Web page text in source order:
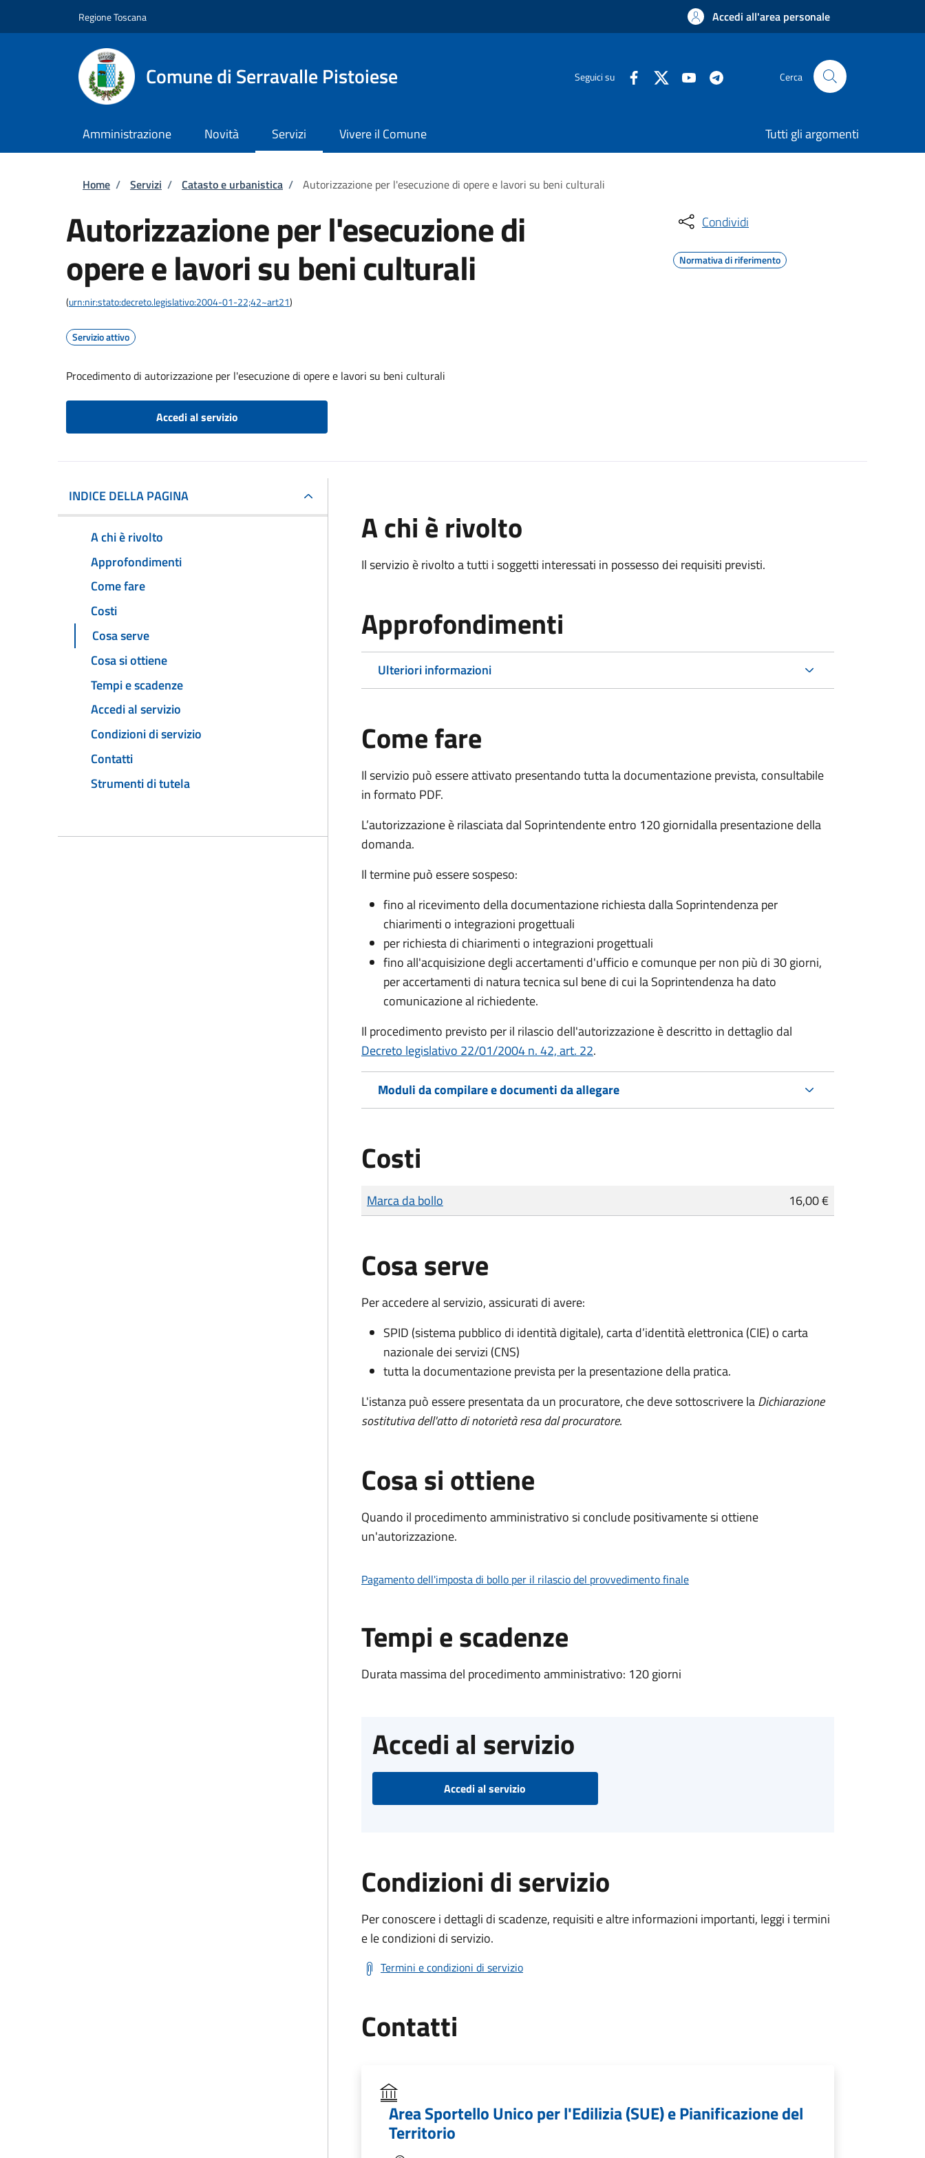
Regione Toscana Accedi all'area personale
Comune di Serravalle Pistoiese Seguici su Cerca
Amministrazione Novità Servizi Vivere il Comune Tutti gli argomenti
Briciole di pane
Home / Servizi / Catasto e urbanistica / Autorizzazione per l'esecuzione di opere e lavori su beni culturali
Autorizzazione per l'esecuzione di
opere e lavori su beni culturali
(urn:nir:stato:decreto.legislativo:2004-01-22;42~art21)
Servizio attivo
Procedimento di autorizzazione per l'esecuzione di opere e lavori su beni culturali
Accedi al servizio
Condividi
Normativa di riferimento
INDICE DELLA PAGINA
A chi è rivolto
Approfondimenti
Come fare
Costi
Cosa serve
Cosa si ottiene
Tempi e scadenze
Accedi al servizio
Condizioni di servizio
Contatti
Strumenti di tutela
A chi è rivolto
Il servizio è rivolto a tutti i soggetti interessati in possesso dei requisiti previsti.
Approfondimenti
Ulteriori informazioni
Come fare
Il servizio può essere attivato presentando tutta la documentazione prevista, consultabile
in formato PDF.
L’autorizzazione è rilasciata dal Soprintendente entro 120 giornidalla presentazione della
domanda.
Il termine può essere sospeso:
fino al ricevimento della documentazione richiesta dalla Soprintendenza per
chiarimenti o integrazioni progettuali
per richiesta di chiarimenti o integrazioni progettuali
fino all'acquisizione degli accertamenti d'ufficio e comunque per non più di 30 giorni,
per accertamenti di natura tecnica sul bene di cui la Soprintendenza ha dato
comunicazione al richiedente.
Il procedimento previsto per il rilascio dell'autorizzazione è descritto in dettaglio dal
Decreto legislativo 22/01/2004 n. 42, art. 22.
Moduli da compilare e documenti da allegare
Costi
Tipo di pagamento
Importo
Marca da bollo 16,00 €
Cosa serve
Per accedere al servizio, assicurati di avere:
SPID (sistema pubblico di identità digitale), carta d’identità elettronica (CIE) o carta
nazionale dei servizi (CNS)
tutta la documentazione prevista per la presentazione della pratica.
L'istanza può essere presentata da un procuratore, che deve sottoscrivere laDichiarazione
sostitutiva dell'atto di notorietà resa dal procuratore.
Cosa si ottiene
Quando il procedimento amministrativo si conclude positivamente si ottiene
un'autorizzazione.
Pagamento dell'imposta di bollo per il rilascio del provvedimento finale
Tempi e scadenze
Durata massima del procedimento amministrativo: 120 giorni
Accedi al servizio
Accedi al servizio
Condizioni di servizio
Per conoscere i dettagli di scadenze, requisiti e altre informazioni importanti, leggi i termini
e le condizioni di servizio.
Termini e condizioni di servizio
Contatti
Area Sportello Unico per l'Edilizia (SUE) e Pianificazione del
Territorio